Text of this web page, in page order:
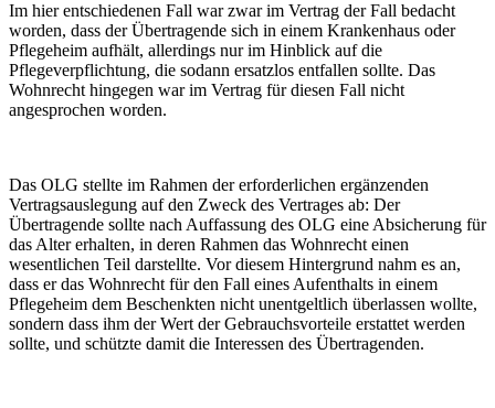
Im hier entschiedenen Fall war zwar im Vertrag der Fall bedacht
worden, dass der Übertragende sich in einem Krankenhaus oder
Pflegeheim aufhält, allerdings nur im Hinblick auf die
Pflegeverpflichtung, die sodann ersatzlos entfallen sollte. Das
Wohnrecht hingegen war im Vertrag für diesen Fall nicht
angesprochen worden.
Das OLG stellte im Rahmen der erforderlichen ergänzenden
Vertragsauslegung auf den Zweck des Vertrages ab: Der
Übertragende sollte nach Auffassung des OLG eine Absicherung für
das Alter erhalten, in deren Rahmen das Wohnrecht einen
wesentlichen Teil darstellte. Vor diesem Hintergrund nahm es an,
dass er das Wohnrecht für den Fall eines Aufenthalts in einem
Pflegeheim dem Beschenkten nicht unentgeltlich überlassen wollte,
sondern dass ihm der Wert der Gebrauchsvorteile erstattet werden
sollte, und schützte damit die Interessen des Übertragenden.